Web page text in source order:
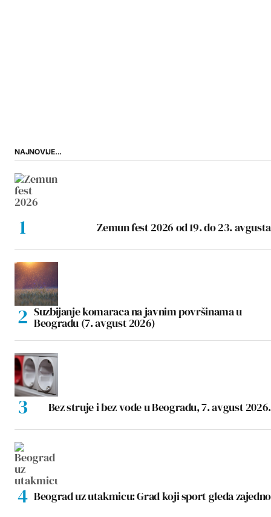
NAJNOVIJE...
Zemun fest 2026 od 19. do 23. avgusta
Suzbijanje komaraca na javnim površinama u
Beogradu (7. avgust 2026)
Bez struje i bez vode u Beogradu, 7. avgust 2026.
Beograd uz utakmicu: Grad koji sport gleda zajedno